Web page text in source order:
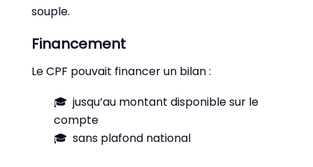
souple.
Financement
Le CPF pouvait financer un bilan :
jusqu’au montant disponible sur le
compte
sans plafond national